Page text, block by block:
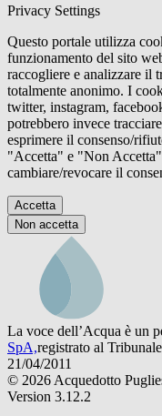
Privacy Settings
Questo portale utilizza
funzionamento del sito
raccogliere e analizzare il
totalmente anonimo. I
twitter, instagram,
potrebbero invece
esprimere il consenso/
"Accetta" e "Non
cambiare/revocare il
Accetta
Non accetta
La voce dell’Acqua è un
SpA,registrato al
21/04/2011
© 2026 Acquedotto
Version 3.12.2